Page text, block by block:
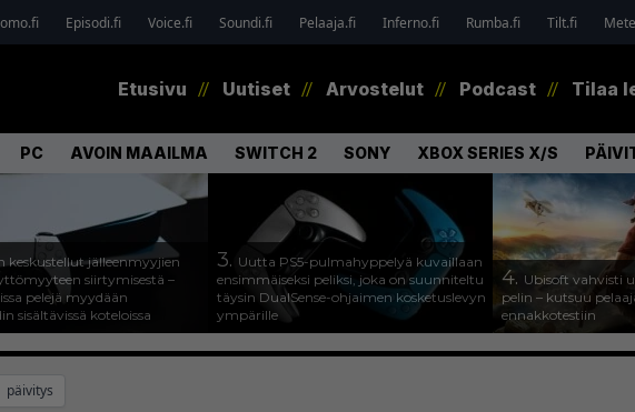
Episodi.fi Voice.fi Soundi.fi Pelaaja.fi Inferno.fi Rumba.fi Tilt.fi
Etusivu Uutiset Arvostelut Podcast Tilaa
PC AVOIN MAAILMA SWITCH 2 SONY XBOX SERIES X/S
keskustellut jälleenmyyjien
siirtymisestä –
pelejä myydään
sisältävissä koteloissa
3. Uutta PS5-pulmahyppelyä kuvaillaan
ensimmäiseksi peliksi, joka on suunniteltu
täysin DualSense-ohjaimen kosketuslevyn
ympärille
4. Ubisoft vahvisti
pelin – kutsuu
ennakkotestiin
päivitys